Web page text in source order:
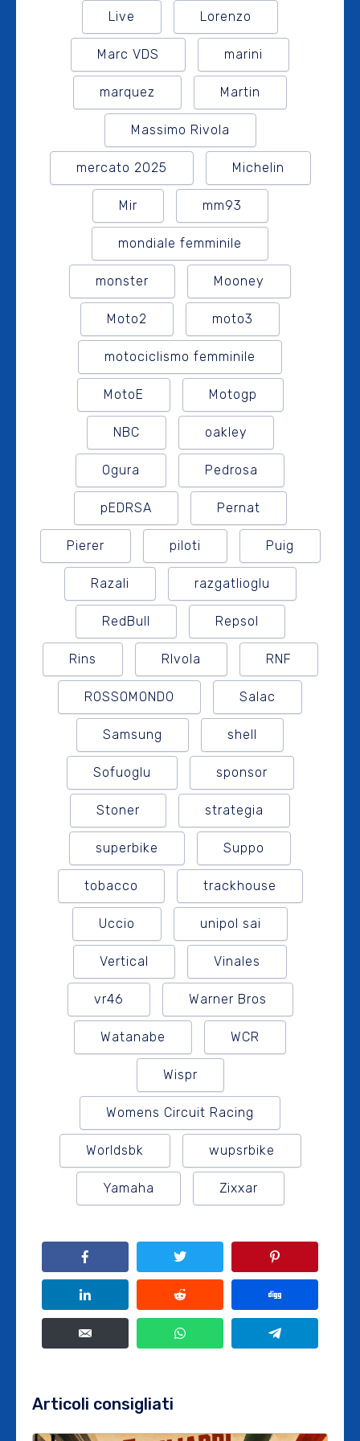
Live Lorenzo
Marc VDS marini
marquez Martin
Massimo Rivola
mercato 2025 Michelin
Mir mm93
mondiale femminile
monster Mooney
Moto2 moto3
motociclismo femminile
MotoE Motogp
NBC oakley
Ogura Pedrosa
pEDRSA Pernat
Pierer piloti Puig
Razali razgatlioglu
RedBull Repsol
Rins RIvola RNF
ROSSOMONDO Salac
Samsung shell
Sofuoglu sponsor
Stoner strategia
superbike Suppo
tobacco trackhouse
Uccio unipol sai
Vertical Vinales
vr46 Warner Bros
Watanabe WCR
Wispr
Womens Circuit Racing
Worldsbk wupsrbike
Yamaha Zixxar
Articoli consigliati